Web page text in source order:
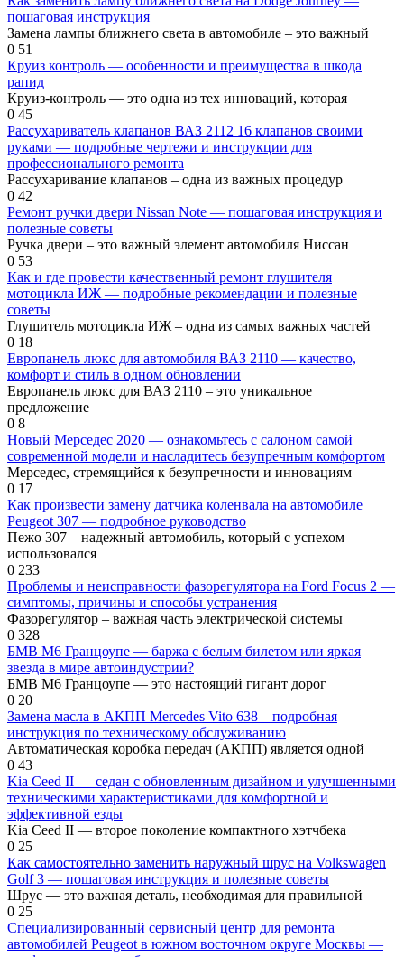
пошаговая инструкция
Замена лампы ближнего света в автомобиле – это важный
0 51
Круиз контроль — особенности и преимущества в шкода
рапид
Круиз-контроль — это одна из тех инноваций, которая
0 45
Рассухариватель клапанов ВАЗ 2112 16 клапанов своими
руками — подробные чертежи и инструкции для
профессионального ремонта
Рассухаривание клапанов – одна из важных процедур
0 42
Ремонт ручки двери Nissan Note — пошаговая инструкция и
полезные советы
Ручка двери – это важный элемент автомобиля Ниссан
0 53
Как и где провести качественный ремонт глушителя
мотоцикла ИЖ — подробные рекомендации и полезные
советы
Глушитель мотоцикла ИЖ – одна из самых важных частей
0 18
Европанель люкс для автомобиля ВАЗ 2110 — качество,
комфорт и стиль в одном обновлении
Европанель люкс для ВАЗ 2110 – это уникальное
предложение
0 8
Новый Мерседес 2020 — ознакомьтесь с салоном самой
современной модели и насладитесь безупречным комфортом
Мерседес, стремящийся к безупречности и инновациям
0 17
Как произвести замену датчика коленвала на автомобиле
Peugeot 307 — подробное руководство
Пежо 307 – надежный автомобиль, который с успехом
использовался
0 233
Проблемы и неисправности фазорегулятора на Ford Focus 2 —
симптомы, причины и способы устранения
Фазорегулятор – важная часть электрической системы
0 328
БМВ М6 Гранцоупе — баржа с белым билетом или яркая
звезда в мире автоиндустрии?
БМВ М6 Гранцоупе — это настоящий гигант дорог
0 20
Замена масла в АКПП Mercedes Vito 638 – подробная
инструкция по техническому обслуживанию
Автоматическая коробка передач (АКПП) является одной
0 43
Kia Ceed II — седан с обновленным дизайном и улучшенными
техническими характеристиками для комфортной и
эффективной езды
Kia Ceed II — второе поколение компактного хэтчбека
0 25
Как самостоятельно заменить наружный шрус на Volkswagen
Golf 3 — пошаговая инструкция и полезные советы
Шрус — это важная деталь, необходимая для правильной
0 25
Специализированный сервисный центр для ремонта
автомобилей Peugeot в южном восточном округе Москвы —